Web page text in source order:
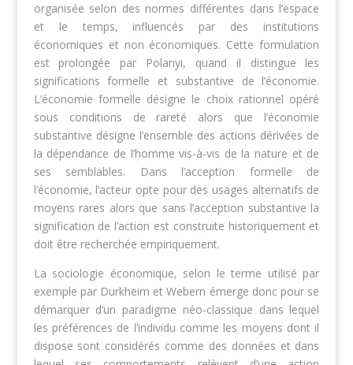
organisée selon des normes différentes dans l’espace
et le temps, influencés par des institutions
économiques et non économiques. Cette formulation
est prolongée par Polanyi, quand il distingue les
significations formelle et substantive de l’économie.
L’économie formelle désigne le choix rationnel opéré
sous conditions de rareté alors que l’économie
substantive désigne l’ensemble des actions dérivées de
la dépendance de l’homme vis-à-vis de la nature et de
ses semblables. Dans l’acception formelle de
l’économie, l’acteur opte pour des usages alternatifs de
moyens rares alors que sans l’acception substantive la
signification de l’action est construite historiquement et
doit être recherchée empiriquement.
La sociologie économique, selon le terme utilisé par
exemple par Durkheim et Webern émerge donc pour se
démarquer d’un paradigme néo-classique dans lequel
les préférences de l’individu comme les moyens dont il
dispose sont considérés comme des données et dans